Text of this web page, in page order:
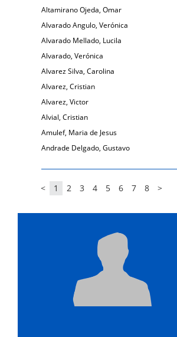
Altamirano Ojeda, Omar
Alvarado Angulo, Verónica
Alvarado Mellado, Lucila
Alvarado, Verónica
Alvarez Silva, Carolina
Alvarez, Cristian
Alvarez, Victor
Alvial, Cristian
Amulef, Maria de Jesus
Andrade Delgado, Gustavo
< 1 2 3 4 5 6 7 8 >